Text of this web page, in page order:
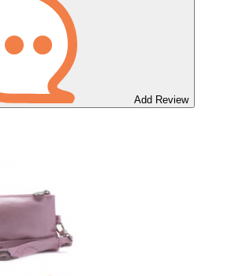
Add Review